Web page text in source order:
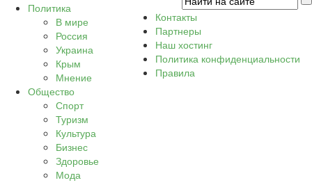
Политика
В мире
Россия
Украина
Крым
Мнение
Общество
Спорт
Туризм
Культура
Бизнес
Здоровье
Мода
Контакты
Партнеры
Наш хостинг
Политика конфиденциальности
Правила